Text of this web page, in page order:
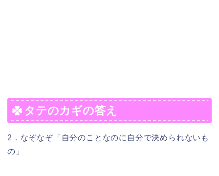
タテのカギの答え
2．なぞなぞ「自分のことなのに自分で決められないも
の」